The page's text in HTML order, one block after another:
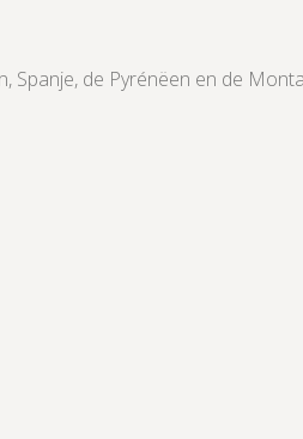
Spanje, de Pyrénëen en de